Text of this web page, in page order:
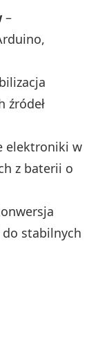
–
źródeł
elektroniki w
z baterii o
stabilnych